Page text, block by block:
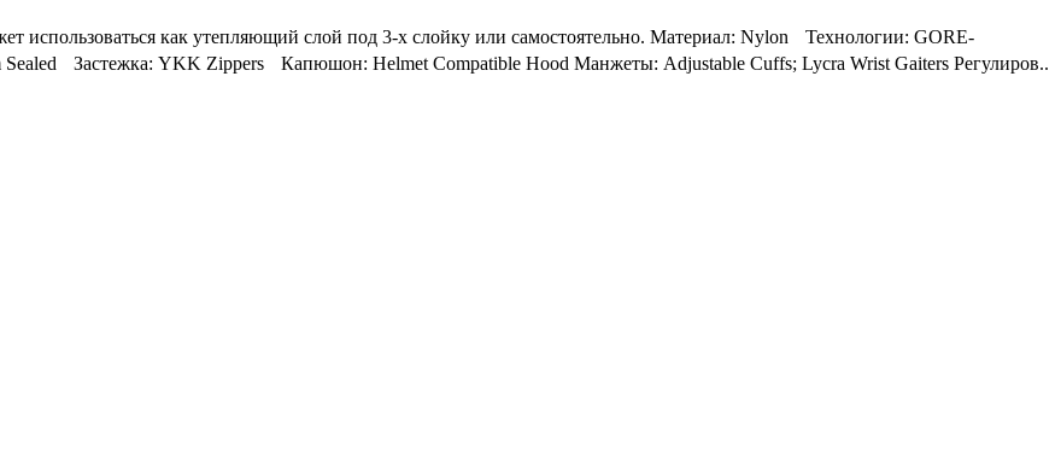
использоваться как утепляющий слой под 3-х слойку или самостоятельно. Материал: Nylon Технологии: GORE-
Застежка: YKK Zippers Капюшон: Helmet Compatible Hood Манжеты: Adjustable Cuffs; Lycra Wrist Gaiters Регулиров..